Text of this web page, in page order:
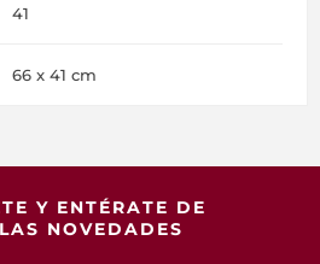
41
66 x 41 cm
Y ENTÉRATE DE
NOVEDADES